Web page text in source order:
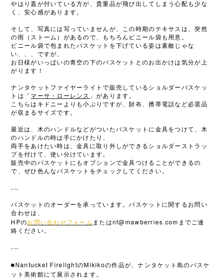
やはり蓋が付いている方が、貴重品が飛び出してしまう心配も少な
く、安心感があります。
そして、写真には写っていませんが、この時期のテキサスは、突然
の雨（ストーム）があるので、もちろんビニール袋も用意。
ビニール袋で包まれたバスケットを下げている姿は素敵じゃな
い、、、ですが、
お日様がいっぱいの青空の下のバスケットとのお出かけは気分が上
がります！
ナンタケットファイヤーライトで販売しているショルダーバスケッ
トは「 マーサ・ローレンス 」があります。
こちらはキドニーよりも小ぶりですが、財布、携帯電話など必需品
が収まるサイズです。
最近は、木のハンドルなどがついたバスケットに金具をつけて、木
のハンドルの時は手にかけたり、
両手をあけたい時は、金具に取り外しができるショルダーストラッ
プを付けて、使い分けています。
販売中のバスケットにもオプションで金具つけることができるの
で、ぜひ色んなバスケットをチェックしてください。
---
バスケットのオーダーを承っています。バスケットに関するお問い
合わせは、
HPのお問い合わせフォーム またはnf@mawberries.com までご連
絡ください。
---
■Nantucket FirelightのMikikoの作品が、ナンタケット島のバスケ
ット美術館にて展示されます。